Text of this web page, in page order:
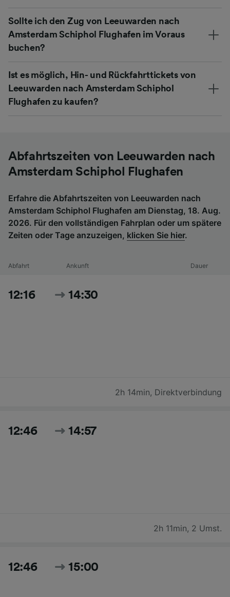
Sollte ich den Zug von Leeuwarden nach
Amsterdam Schiphol Flughafen im Voraus
buchen?
Ist es möglich, Hin- und Rückfahrttickets von
Leeuwarden nach Amsterdam Schiphol
Flughafen zu kaufen?
Abfahrtszeiten von Leeuwarden nach
Amsterdam Schiphol Flughafen
Erfahre die Abfahrtszeiten von Leeuwarden nach
Amsterdam Schiphol Flughafen am Dienstag, 18. Aug.
2026. Für den vollständigen Fahrplan oder um spätere
Zeiten oder Tage anzuzeigen, klicken Sie hier.
Abfahrt Ankunft Dauer
12:16 14:30
2h 14min, Direktverbindung
12:46 14:57
2h 11min, 2 Umst.
12:46 15:00